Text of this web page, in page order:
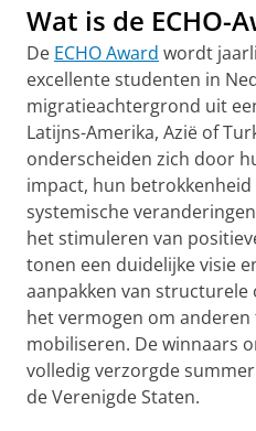
Wat is de ECHO-
De ECHO Award wordt
excellente studenten in
migratieachtergrond uit
Latijns-Amerika, Azië of
onderscheiden zich door
impact, hun
systemische
het stimuleren van
tonen een duidelijke visie
aanpakken van
het vermogen om
mobiliseren. De winnaars
volledig verzorgde
de Verenigde Staten.